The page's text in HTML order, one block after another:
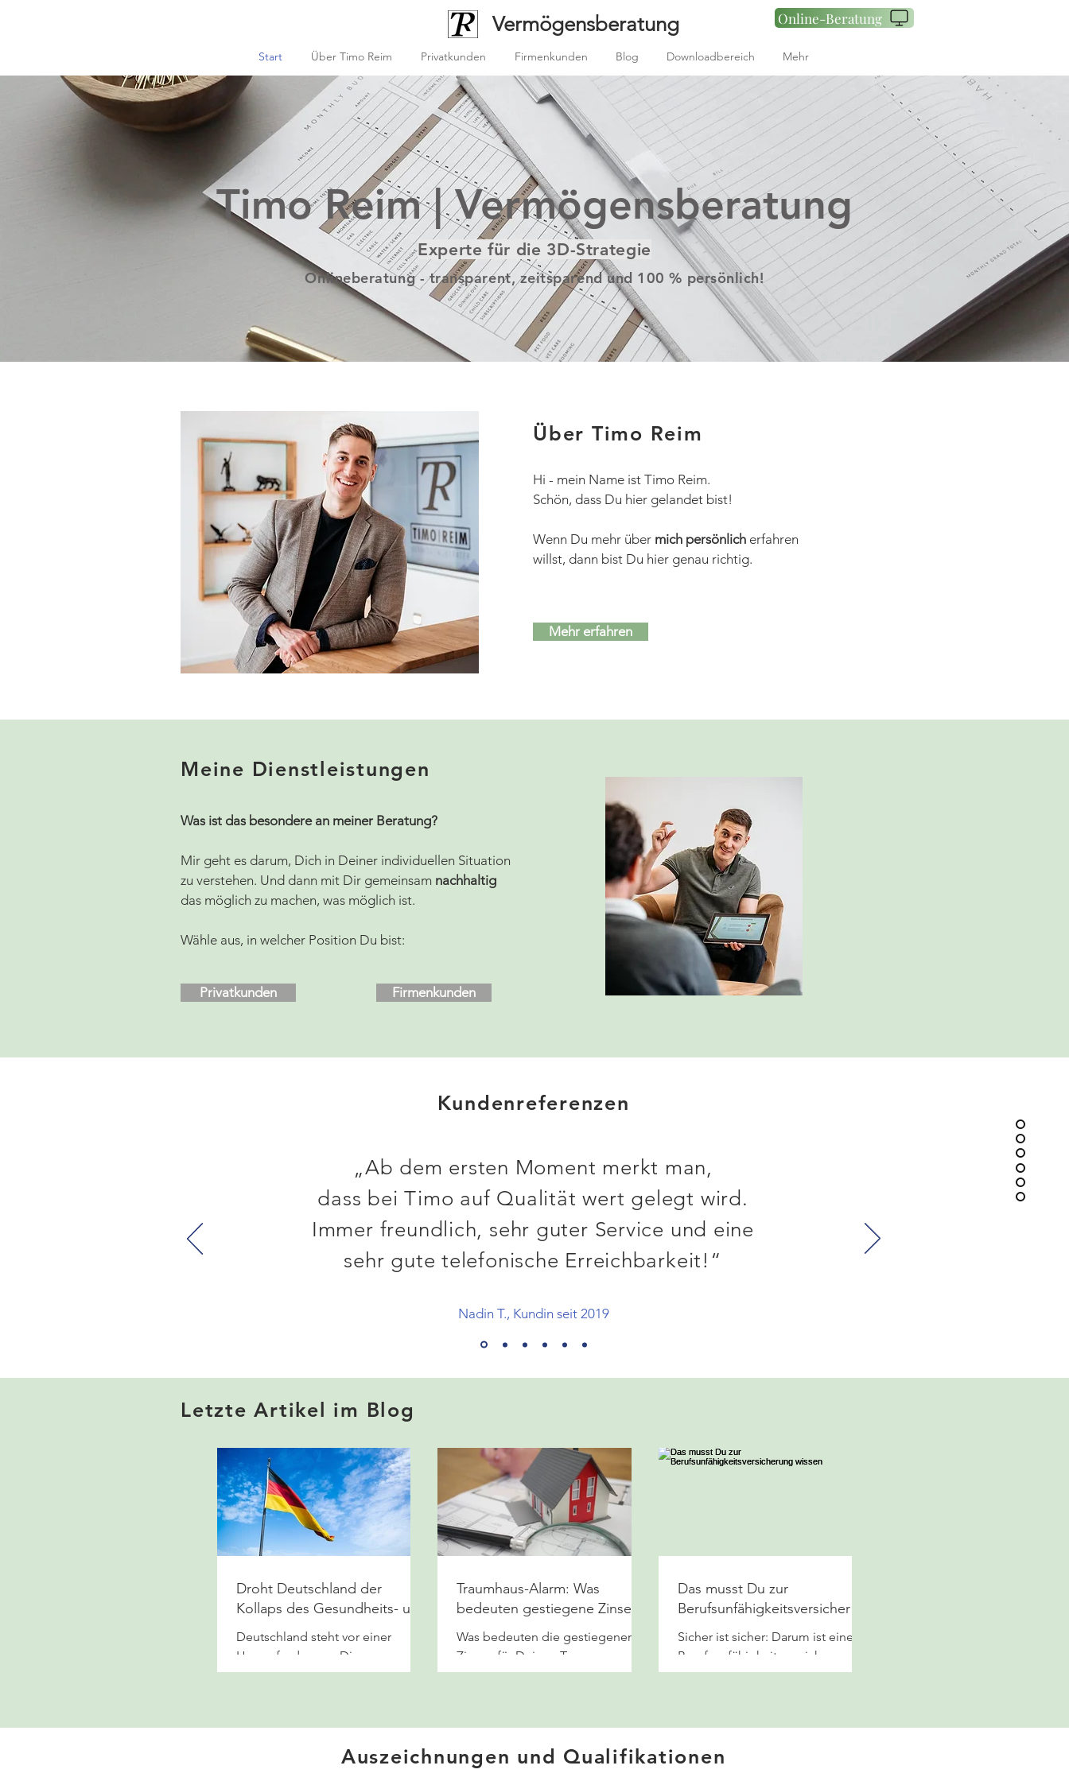
/ Vermögensberatung Online-Beratung
Start Über Timo Reim Privatkunden Firmenkunden Blog Downloadbereich Mehr
Timo Reim | Vermögensberatung
Experte für die 3D-Strategie
Onlineberatung - transparent, zeitsparend und 100 % persönlich!
Über Timo Reim
Hi - mein Name ist Timo Reim.
Schön, dass Du hier gelandet bist!
Wenn Du mehr über mich persönlich erfahren
willst, dann bist Du hier genau richtig.
Mehr erfahren
Meine Dienstleistungen
Was ist das besondere an meiner Beratung?
Mir geht es darum, Dich in Deiner individuellen Situation
zu verstehen. Und dann mit Dir gemeinsam nachhaltig
das möglich zu machen, was möglich ist.
Wähle aus, in welcher Position Du bist:
Privatkunden Firmenkunden
Letzte Artikel im Blog
Droht Deutschland der
Kollaps des Gesundheits- und
Rentensystem?
Deutschland steht vor einer
Herausforderung: Die
Bevölkerung wird immer älter.
Traumhaus-Alarm: Was
bedeuten gestiegene Zinsen
für mich?
Was bedeuten die gestiegenen
Zinsen für Deinen Traum vom
Eigenheim? Ist die
Das musst Du zur
Berufsunfähigkeitsversicherun
g wissen
Sicher ist sicher: Darum ist eine
Berufsunfähigkeitsversicherung
sinnvoll.
Kundenreferenzen
„Ab dem ersten Moment merkt man,
dass bei Timo auf Qualität wert gelegt wird.
Immer freundlich, sehr guter Service und eine
sehr gute telefonische Erreichbarkeit!“
Nadin T., Kundin seit 2019
Auszeichnungen und Qualifikationen